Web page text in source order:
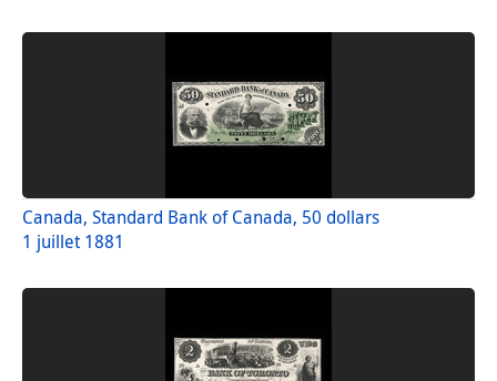
Canada, Standard Bank of Canada, 50 dollars
1 juillet 1881